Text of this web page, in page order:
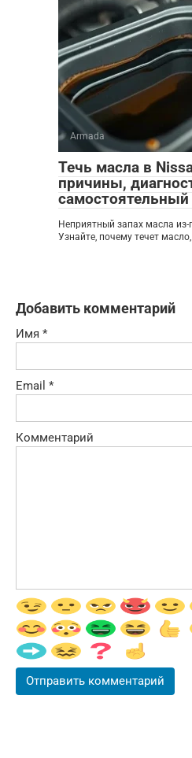
Armada
Течь масла в
причины,
Неприятный запах масла
Узнайте, почему течет
Добавить комментарий
Имя *
Email *
Комментарий